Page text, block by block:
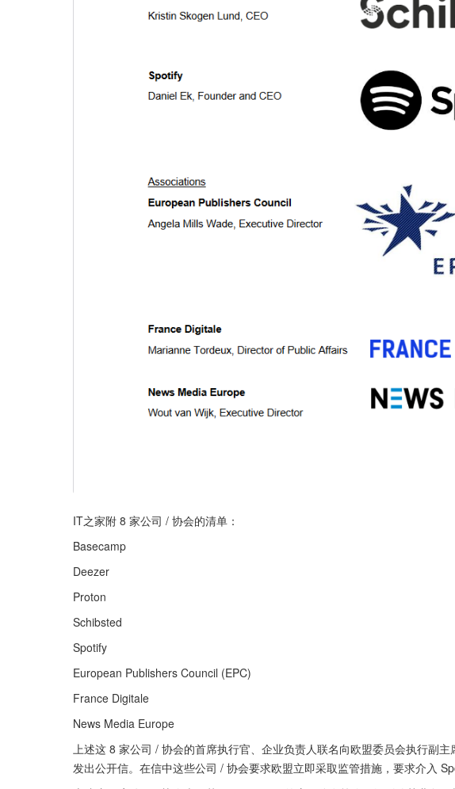
IT之家附 8 家公司 / 协会的清单：
Basecamp
Deezer
Proton
Schibsted
Spotify
European Publishers Council (EPC)
France Digitale
News Media Europe
上述这 8 家公司 / 协会的首席执行官、企业负责人联名向欧盟委员会执行副主
发出公开信。在信中这些公司 / 协会要求欧盟立即采取监管措施，要求介入